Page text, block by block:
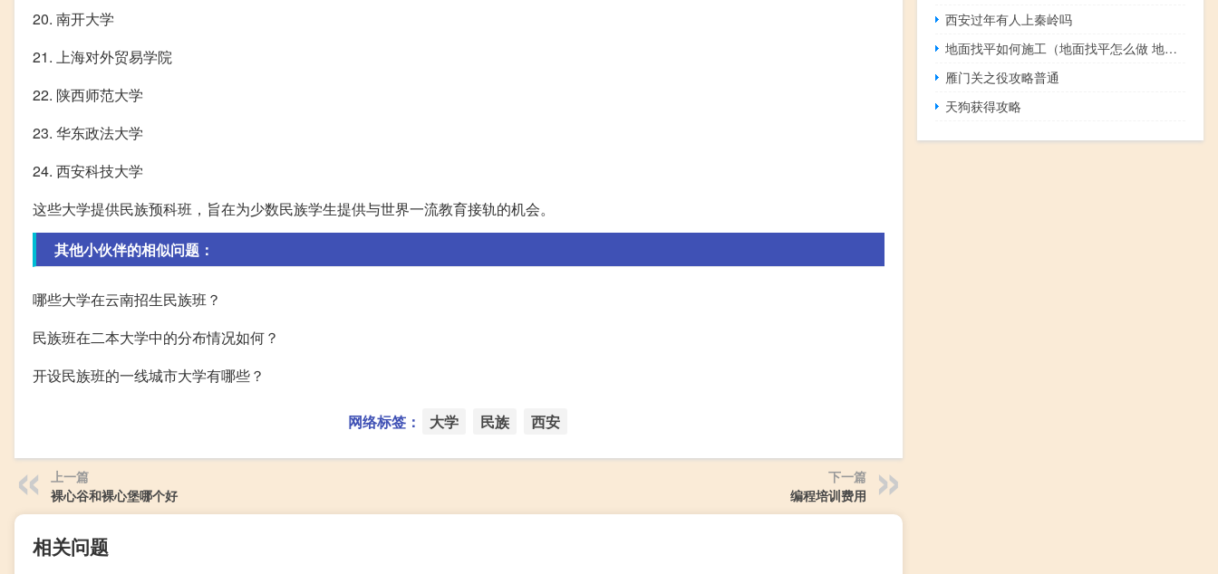
20. 南开大学
21. 上海对外贸易学院
22. 陕西师范大学
23. 华东政法大学
24. 西安科技大学
这些大学提供民族预科班，旨在为少数民族学生提供与世界一流教育接轨的机会。
其他小伙伴的相似问题：
哪些大学在云南招生民族班？
民族班在二本大学中的分布情况如何？
开设民族班的一线城市大学有哪些？
网络标签： 大学 民族 西安
上一篇
裸心谷和裸心堡哪个好
下一篇
编程培训费用
相关问题
西安过年有人上秦岭吗
地面找平如何施工（地面找平怎么做 地面找平施工工艺）
雁门关之役攻略普通
天狗获得攻略